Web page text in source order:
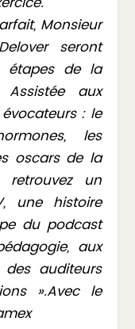
Monsieur
seront
étapes de la
Assistée aux
: le
les
oscars de la
retrouvez un
une histoire
du podcast
aux
auditeurs
».Avec le